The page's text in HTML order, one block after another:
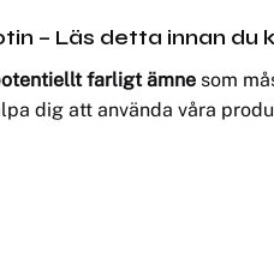
– Läs detta innan du
farligt ämne som
dig att använda våra